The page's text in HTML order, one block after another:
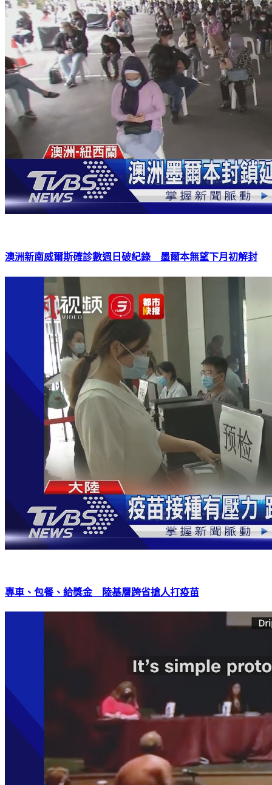
澳洲新南威爾斯確診數週日破紀錄 墨爾本無望下月初解封
專車、包餐、給獎金 陸基層跨省搶人打疫苗